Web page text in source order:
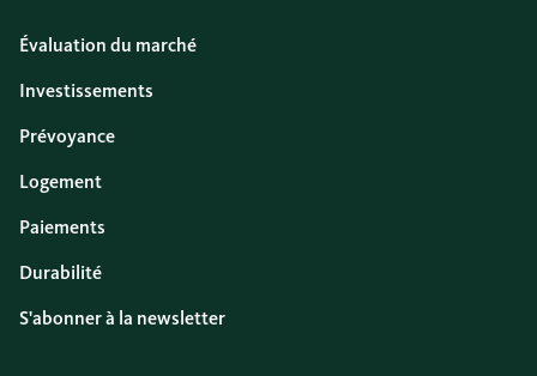
Évaluation du marché
Investissements
Prévoyance
Logement
Paiements
Durabilité
S'abonner à la newsletter